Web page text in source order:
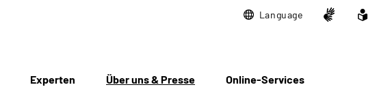
Language
Experten Über uns & Presse Online-Services